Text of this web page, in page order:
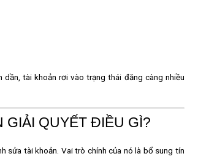
tài khoản rơi vào trạng thái đăng càng nhiều
GIẢI QUYẾT ĐIỀU GÌ?
sửa tài khoản. Vai trò chính của nó là bổ sung tín